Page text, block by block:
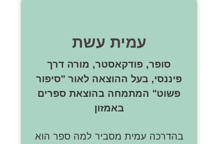
עמית עשת
סופר, פודקאסטר, מורה דרך
פיננסי, בעל ההוצאה לאור "סיפור
פשוט" המתמחה בהוצאת ספרים
באמזון
בהדרכה עמית מסביר למה ספר הוא